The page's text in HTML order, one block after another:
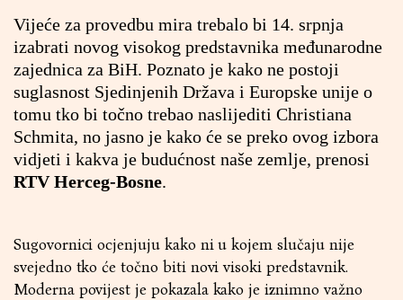
Vijeće za provedbu mira trebalo bi 14. srpnja
izabrati novog visokog predstavnika međunarodne
zajednica za BiH. Poznato je kako ne postoji
suglasnost Sjedinjenih Država i Europske unije o
tomu tko bi točno trebao naslijediti Christiana
Schmita, no jasno je kako će se preko ovog izbora
vidjeti i kakva je budućnost naše zemlje, prenosi
RTV Herceg-Bosne.
Sugovornici ocjenjuju kako ni u kojem slučaju nije
svejedno tko će točno biti novi visoki predstavnik.
Moderna povijest je pokazala kako je iznimno važno